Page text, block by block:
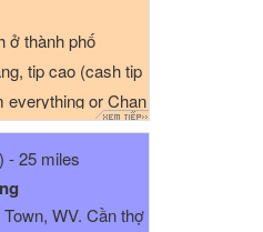
ở thành phố
tip cao (cash tip
everything or Chan
- 25 miles
WV. Cần thợ